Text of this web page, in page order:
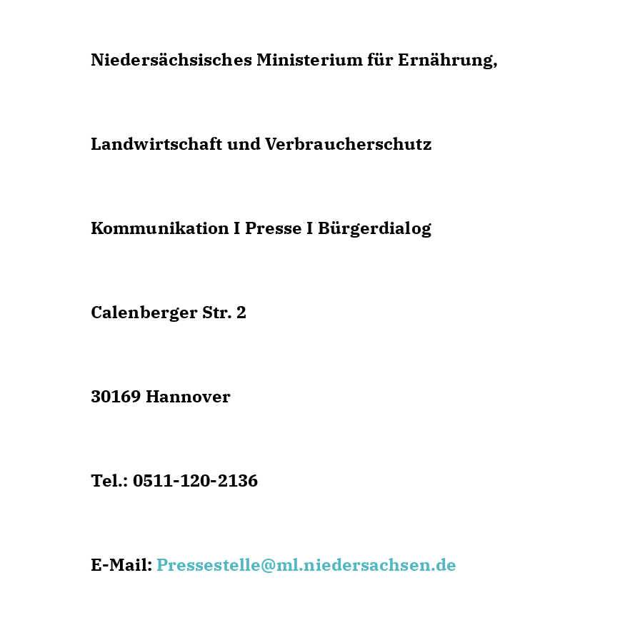
Niedersächsisches Ministerium für Ernährung,
Landwirtschaft und Verbraucherschutz
Kommunikation I Presse I Bürgerdialog
Calenberger Str. 2
30169 Hannover
Tel.: 0511-120-2136
E-Mail: Pressestelle@ml.niedersachsen.de